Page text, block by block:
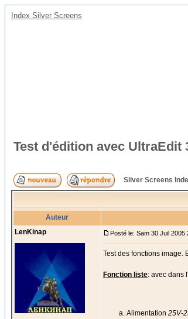
Index Silver Screens
Test d'édition avec UltraEdit
Silver Screens
Auteur
LenKinap
Posté le: Sam 30 Juil 2005
Test des fonctions image.
Fonction liste: avec dans
Alimentation 25V-